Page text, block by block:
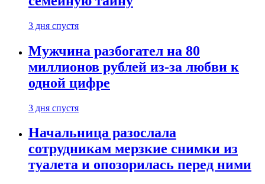
3 дня спустя
Мужчина разбогател на 80
миллионов рублей из-за любви к
одной цифре
3 дня спустя
Начальница разослала
сотрудникам мерзкие снимки из
туалета и опозорилась перед ними